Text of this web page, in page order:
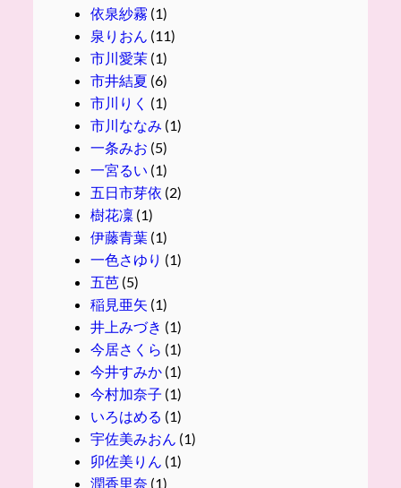
依泉紗霧 (1)
泉りおん (11)
市川愛茉(1)
市井結夏 (6)
市川りく (1)
市川ななみ (1)
一条みお (5)
一宮るい (1)
五日市芽依 (2)
樹花凜(1)
伊藤青葉(1)
一色さゆり (1)
五芭(5)
稲見亜矢 (1)
井上みづき (1)
今居さくら (1)
今井すみか(1)
今村加奈子 (1)
いろはめる (1)
宇佐美みおん (1)
卯佐美りん (1)
潤香里奈 (1)